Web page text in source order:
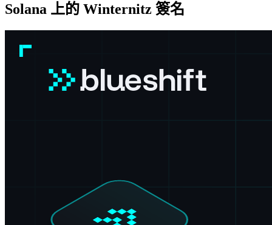
Solana 上的 Winternitz 簽名